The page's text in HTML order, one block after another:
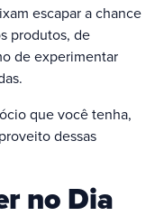
escapar a chance
produtos, de
de experimentar
que você tenha,
dessas
no Dia